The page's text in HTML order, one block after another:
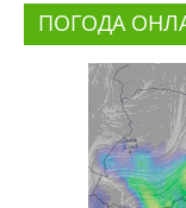
ПОГОДА